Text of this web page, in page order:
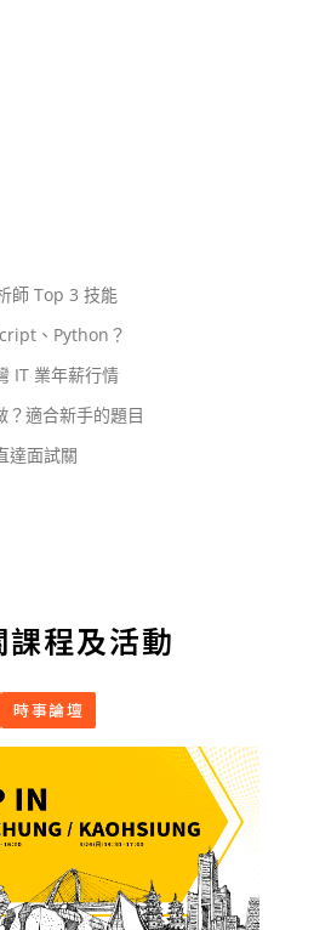
師 Top 3 技能
、Python？
IT 業年薪行情
適合新手的題目
達面試關
課程及活動
時事論壇